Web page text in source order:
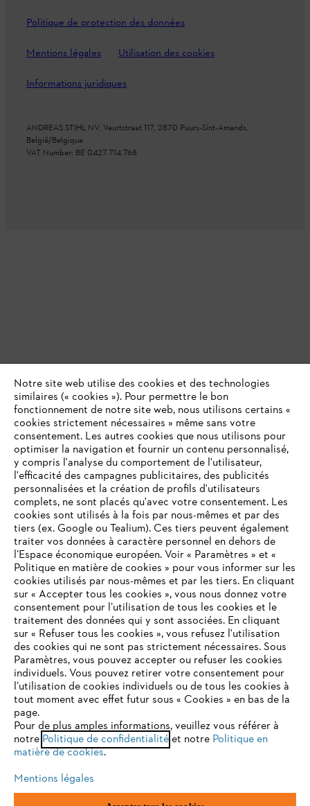
Politique de protection des données
Mentions légales Utilisation des cookies
Informations juridiques
ANDREAS STIHL NV, Veurtstraat 117, 2870 Puurs-Sint-Amands,
België/Belgique
VAT Number: BE 0427.714.768
VOTRE NAVIGATEUR INTERNET
N'EST PLUS PRIS EN CHARGE
Vous utilisez un navigateur Internet que nous ne prenons plus
en charge, et certaines fonctionnalités de notre site ne
peuvent fonctionner correctement. Pour une utilisation
optimale de notre site, nous vous recommandons de passer à
l'un des navigateurs suivants :
firefox chrome
Notre site web utilise des cookies et des technologies
similaires (« cookies »). Pour permettre le bon
fonctionnement de notre site web, nous utilisons certains «
cookies strictement nécessaires » même sans votre
consentement. Les autres cookies que nous utilisons pour
optimiser la navigation et fournir un contenu personnalisé,
y compris l'analyse du comportement de l'utilisateur,
l'efficacité des campagnes publicitaires, des publicités
personnalisées et la création de profils d'utilisateurs
complets, ne sont placés qu'avec votre consentement. Les
cookies sont utilisés à la fois par nous-mêmes et par des
tiers (ex. Google ou Tealium). Ces tiers peuvent également
traiter vos données à caractère personnel en dehors de
l’Espace économique européen. Voir « Paramètres » et «
Politique en matière de cookies » pour vous informer sur les
cookies utilisés par nous-mêmes et par les tiers. En cliquant
sur « Accepter tous les cookies », vous nous donnez votre
consentement pour l’utilisation de tous les cookies et le
traitement des données qui y sont associées. En cliquant
sur « Refuser tous les cookies », vous refusez l'utilisation
des cookies qui ne sont pas strictement nécessaires. Sous
Paramètres, vous pouvez accepter ou refuser les cookies
individuels. Vous pouvez retirer votre consentement pour
l’utilisation de cookies individuels ou de tous les cookies à
tout moment avec effet futur sous « Cookies » en bas de la
page.
Pour de plus amples informations, veuillez vous référer à
notre Politique de confidentialitéet notre Politique en
matière de cookies.
Mentions légales